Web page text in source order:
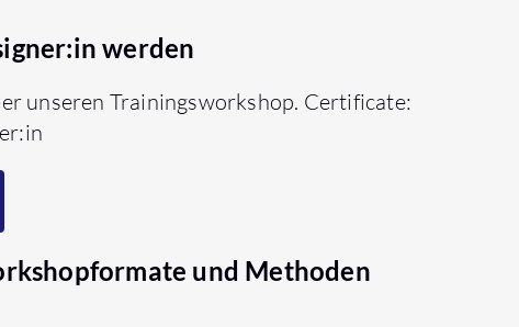
werden
unseren Trainingsworkshop. Certificate:
und Methoden